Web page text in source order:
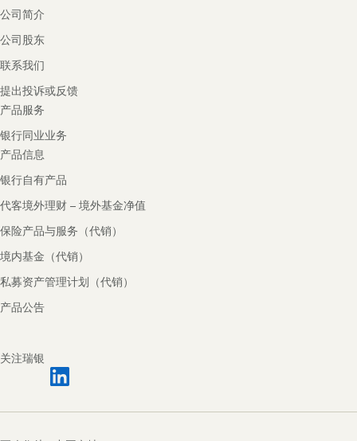
公司简介
公司股东
联系我们
提出投诉或反馈
产品服务
银行同业业务
产品信息
银行自有产品
代客境外理财 – 境外基金净值
保险产品与服务（代销）
境内基金（代销）
私募资产管理计划（代销）
产品公告
关注瑞银